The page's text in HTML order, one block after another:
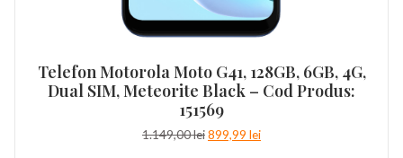
Telefon Motorola Moto G41, 128GB, 6GB, 4G,
Dual SIM, Meteorite Black – Cod Produs:
151569
1.149,00leiPrețul
899,99 leiPrețul